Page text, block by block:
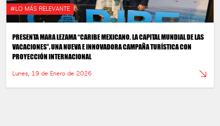
#LO MÁS RELEVANTE
PRESENTA MARA LEZAMA “CARIBE MEXICANO. LA CAPITAL MUNDIAL DE LAS
VACACIONES”, UNA NUEVA E INNOVADORA CAMPAÑA TURÍSTICA CON
PROYECCIÓN INTERNACIONAL
Lunes, 19 de Enero de 2026